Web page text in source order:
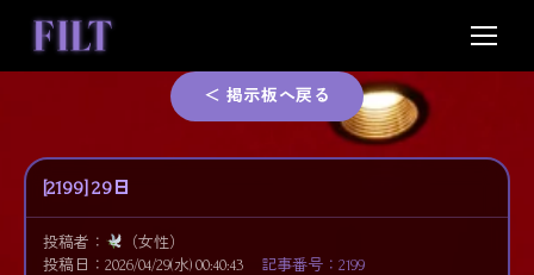
content
＜ 掲示板へ戻る
[2199] 29日
投稿者：
（女性）
投稿日：2026/04/29(水) 00:40:43
記事番号：2199